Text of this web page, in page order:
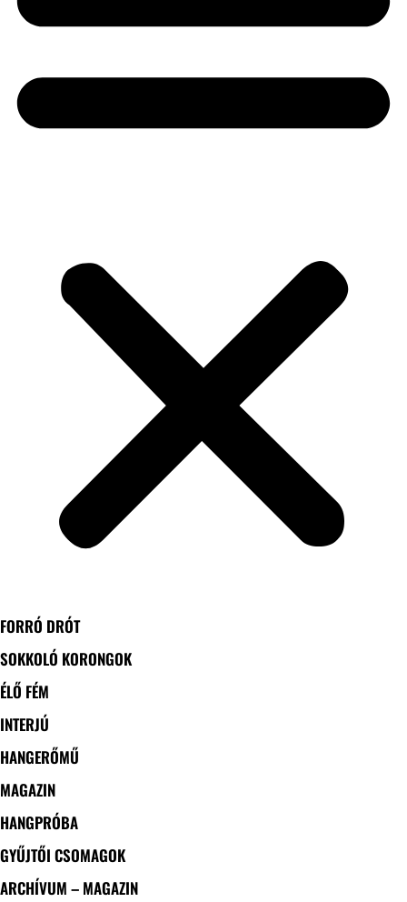
FORRÓ DRÓT
SOKKOLÓ KORONGOK
ÉLŐ FÉM
INTERJÚ
HANGERŐMŰ
MAGAZIN
HANGPRÓBA
GYŰJTŐI CSOMAGOK
ARCHÍVUM – MAGAZIN